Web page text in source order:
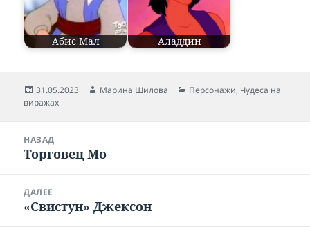
Абис Мал Аладдин
Опубликовано
31.05.2023 Автор
Марина Шилова Рубрики
Персонажи, Чудеса на
виражах
записям
НАЗАД
Предыдущая
Торговец Мо
ДАЛЕЕ
Следующая
«Свистун» Джексон